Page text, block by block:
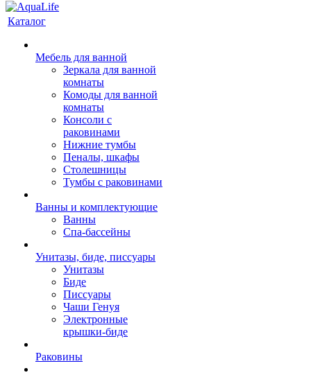
Каталог
Мебель для ванной
Зеркала для ванной
комнаты
Комоды для ванной
комнаты
Консоли с
раковинами
Нижние тумбы
Пеналы, шкафы
Столешницы
Тумбы с раковинами
Ванны и комплектующие
Ванны
Спа-бассейны
Унитазы, биде, писсуары
Унитазы
Биде
Писсуары
Чаши Генуя
Электронные
крышки-биде
Раковины